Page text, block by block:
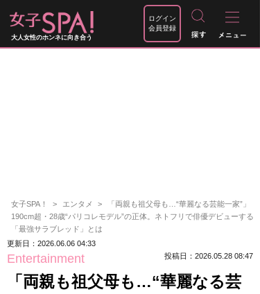
大人女性のホンネに向き合う
ログイン
会員登録
女子SPA！ エンタメ
「両親も祖父母も…“華麗なる芸能一家”」
190cm超・28歳“パリコレモデル”の正体。ネトフリで俳優デビューする
「最強サラブレッド」とは
更新日：2026.06.06 04:33
Entertainment 投稿日：2026.05.28 08:47
「両親も祖父母も…“華麗なる芸